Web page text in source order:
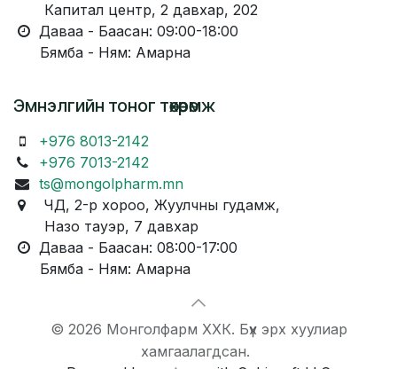
Капитал центр, 2 давхар, 202
Даваа - Баасан: 09:00-18:00
Бямба - Ням: Амарна
Эмнэлгийн тоног төхөөрөмж
+976 8013-2142
+976 7013-2142
ts@mongolpharm.mn
ЧД, 2-р хороо, Жуулчны гудамж,
Назо тауэр, 7 давхар
Даваа - Баасан: 08:00-17:00
Бямба - Ням: Амарна
© 2026 Монголфарм ХХК. Бүх эрх хуулиар
хамгаалагдсан.